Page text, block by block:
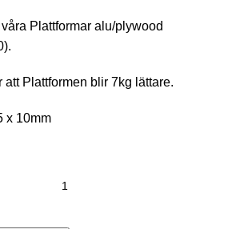
Plattformar alu/plywood
att Plattformen blir 7kg lättare.
x 10mm